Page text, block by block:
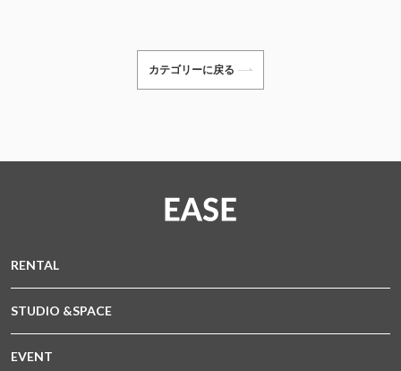
カテゴリーに戻る
RENTAL
STUDIO &SPACE
EVENT